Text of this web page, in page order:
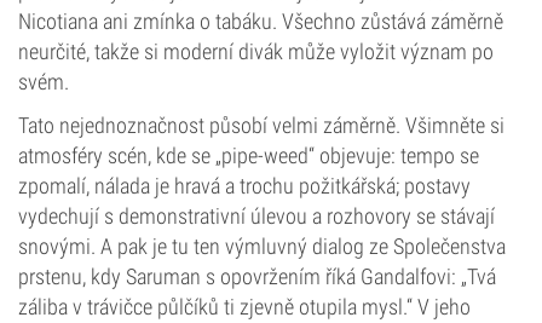
Nicotiana ani zmínka o tabáku. Všechno zůstává záměrně
neurčité, takže si moderní divák může vyložit význam po
svém.
Tato nejednoznačnost působí velmi záměrně. Všimněte si
atmosféry scén, kde se „pipe-weed“ objevuje: tempo se
zpomalí, nálada je hravá a trochu požitkářská; postavy
vydechují s demonstrativní úlevou a rozhovory se stávají
snovými. A pak je tu ten výmluvný dialog ze Společenstva
prstenu, kdy Saruman s opovržením říká Gandalfovi: „Tvá
záliba v trávičce půlčíků ti zjevně otupila mysl.“ V jeho